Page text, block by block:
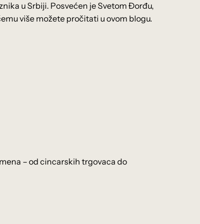
u Srbiji. Posvećen je Svetom Đorđu,
više možete pročitati u ovom blogu.
– od cincarskih trgovaca do